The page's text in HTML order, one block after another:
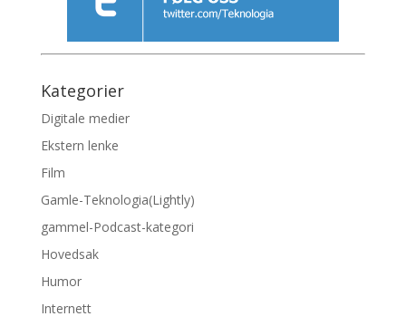
Kategorier
Digitale medier
Ekstern lenke
Film
Gamle-Teknologia(Lightly)
gammel-Podcast-kategori
Hovedsak
Humor
Internett